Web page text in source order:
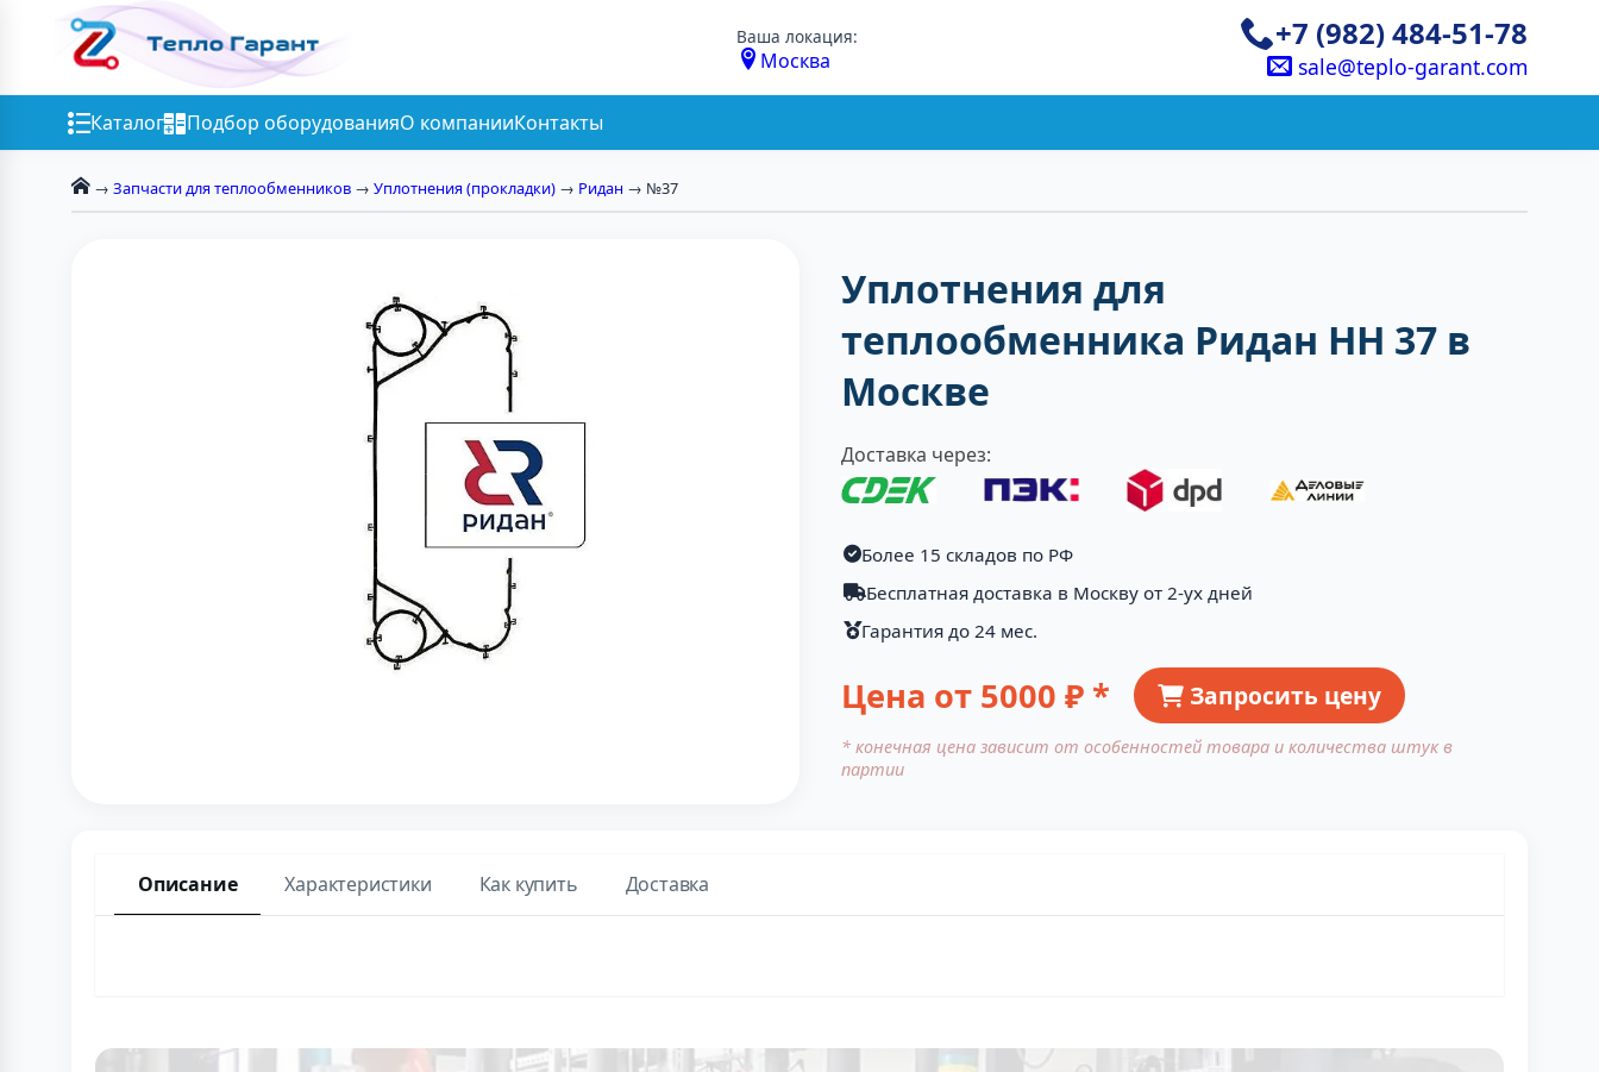
Ваша локация:
Москва
+7 (982) 484-51-78
sale@teplo-garant.com
Каталог Подбор оборудованияО компанииКонтакты
→ Запчасти для теплообменников → Уплотнения (прокладки) → Ридан → №37
Уплотнения для
теплообменника Ридан НН 37 в
Москве
Доставка через:
Более 15 складов по РФ
Бесплатная доставка в Москву от 2-ух дней
Гарантия до 24 мес.
Цена от 5000 ₽ * Запросить цену
* конечная цена зависит от особенностей товара и количества штук в
партии
Описание Характеристики Как купить Доставка